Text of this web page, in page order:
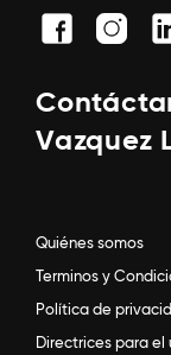
Vazquez
Quiénes somos
Terminos y
Política de
Directrices para el